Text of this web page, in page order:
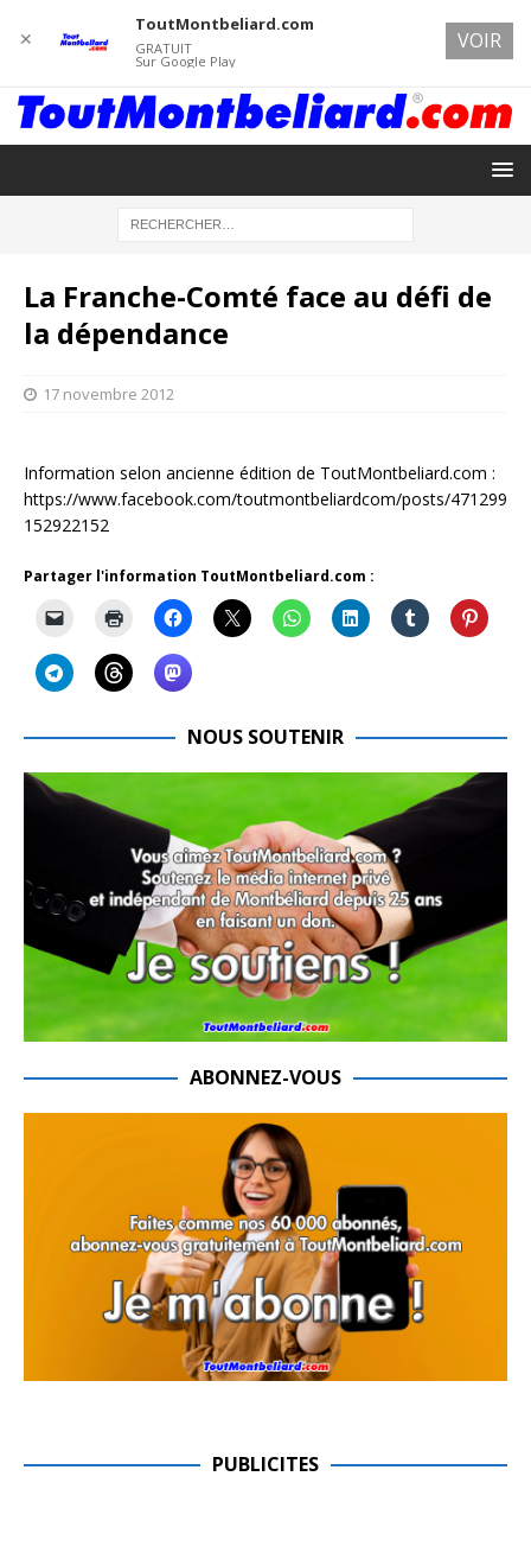
La Franche-Comté face au défi de
la dépendance
17 novembre 2012
Information selon ancienne édition de ToutMontbeliard.com :
https://www.facebook.com/toutmontbeliardcom/posts/471299
152922152
Partager l'information ToutMontbeliard.com :
NOUS SOUTENIR
ABONNEZ-VOUS
PUBLICITES
✕
ToutMontbeliard.com
GRATUIT
Sur Google Play
VOIR